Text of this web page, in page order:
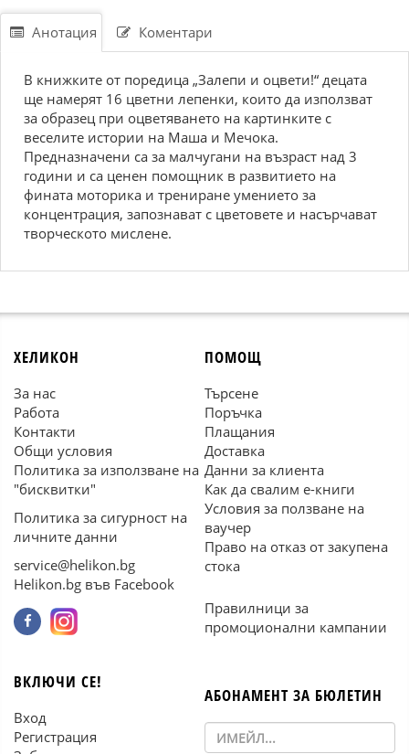
Анотация Коментари
В книжките от поредица „Залепи и оцвети!“ децата
ще намерят 16 цветни лепенки, които да използват
за образец при оцветяването на картинките с
веселите истории на Маша и Мечока.
Предназначени са за малчугани на възраст над 3
години и са ценен помощник в развитието на
фината моторика и трениране умението за
концентрация, запознават с цветовете и насърчават
творческото мислене.
ХЕЛИКОН
За нас
Работа
Контакти
Общи условия
Политика за използване на
"бисквитки"
Политика за сигурност на
личните данни
service@helikon.bg
Helikon.bg във Facebook
ПОМОЩ
Търсене
Поръчка
Плащания
Доставка
Данни за клиента
Как да свалим е-книги
Условия за ползване на
ваучер
Право на отказ от закупена
стока
Правилници за
промоционални кампании
ВКЛЮЧИ СЕ!
Вход
Регистрация
АБОНАМЕНТ ЗА БЮЛЕТИН